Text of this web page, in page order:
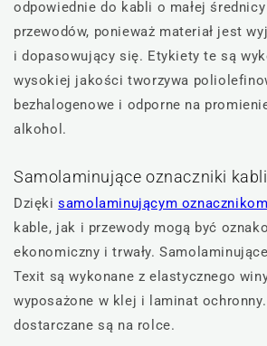
odpowiednie do kabli o małej
przewodów, ponieważ materiał jest
i dopasowujący się. Etykiety te są
wysokiej jakości tworzywa
bezhalogenowe i odporne na
alkohol.
Samolaminujące oznaczniki kabli
Dziękisamolaminującym oznacznikom
kable, jak i przewody mogą być
ekonomiczny i trwały.
Texit są wykonane z elastycznego
wyposażone w klej i laminat
dostarczane są na rolce.